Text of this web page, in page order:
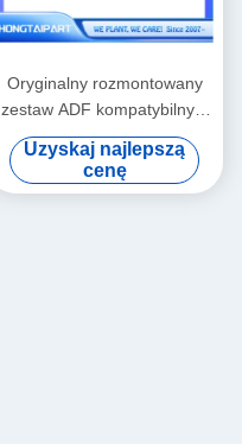
Oryginalny rozmontowany
zestaw ADF kompatybilny z
Canon I-Sensys MF6180dw
Uzyskaj najlepszą
cenę